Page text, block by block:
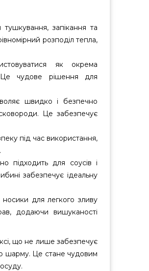
запікання та
розподіл тепла,
як окрема
Це чудове рішення для
швидко і безпечно
Це забезпечує
під час використання,
підходить для соусів і
забезпечує ідеальну
носики для легкого зливу
додаючи вишуканості
що не лише забезпечує
шарму. Це стане чудовим